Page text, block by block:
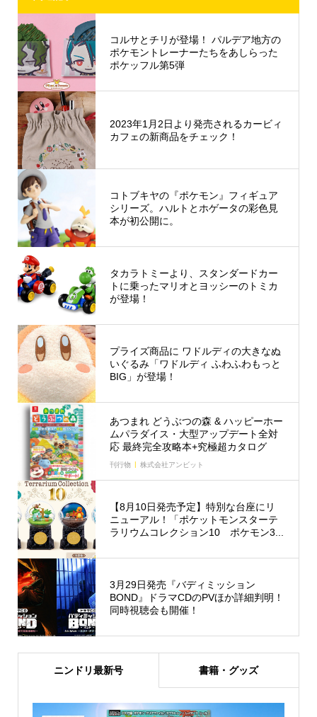
コルサとチリが登場！ パルデア地方の
ポケモントレーナーたちをあしらった
ポケッフル第5弾
2023年1月2日より発売されるカービィ
カフェの新商品をチェック！
コトブキヤの『ポケモン』フィギュア
シリーズ。ハルトとホゲータの彩色見
本が初公開に。
タカラトミーより、スタンダードカー
トに乗ったマリオとヨッシーのトミカ
が登場！
プライズ商品に ワドルディの大きなぬ
いぐるみ「ワドルディ ふわふわもっと
BIG」が登場！
あつまれ どうぶつの森 & ハッピーホー
ムパラダイス・大型アップデート全対
応 最終完全攻略本+究極超カタログ
刊行物 株式会社アンビット
【8月10日発売予定】特別な台座にリ
ニューアル！「ポケットモンスターテ
ラリウムコレクション10 ポケモン3...
3月29日発売『バディミッション
BOND』ドラマCDのPVほか詳細判明！
同時視聴会も開催！
ニンドリ最新号 書籍・グッズ